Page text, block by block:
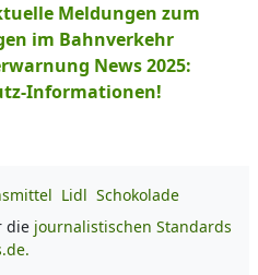
Meldungen zum
im Bahnverkehr
News 2025:
Informationen!
Lidl Schokolade
die journalistischen Standards